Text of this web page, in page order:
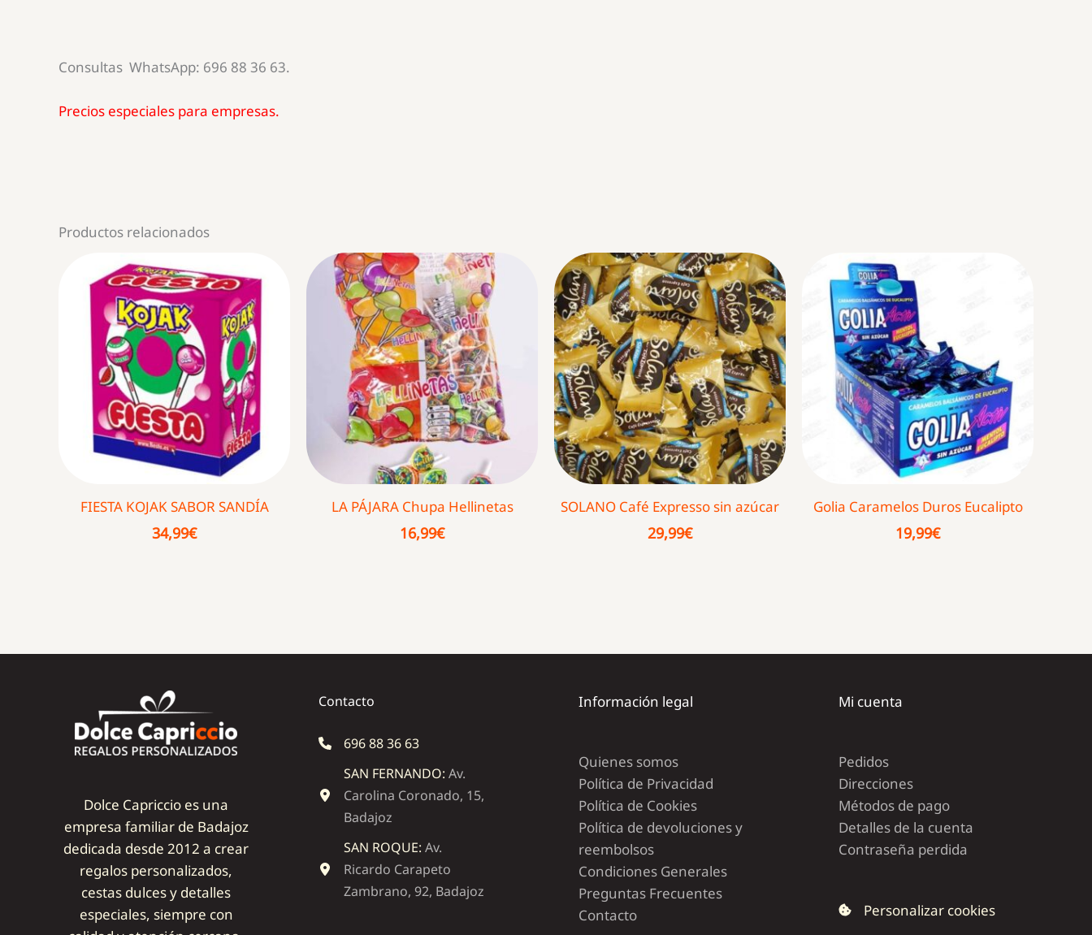
Consultas WhatsApp: 696 88 36 63.
Precios especiales para empresas.
Productos relacionados
FIESTA KOJAK SABOR SANDÍA
34,99€
LA PÁJARA Chupa Hellinetas
16,99€
SOLANO Café Expresso sin azúcar
29,99€
Golia Caramelos Duros Eucalipto
19,99€
Dolce Capriccio es una
empresa familiar de Badajoz
dedicada desde 2012 a crear
regalos personalizados,
cestas dulces y detalles
especiales, siempre con
Contacto
696 88 36 63
SAN FERNANDO: Av.
Carolina Coronado, 15,
Badajoz
SAN ROQUE: Av.
Ricardo Carapeto
Zambrano, 92, Badajoz
Información legal
Quienes somos
Política de Privacidad
Política de Cookies
Política de devoluciones y
reembolsos
Condiciones Generales
Preguntas Frecuentes
Contacto
Mi cuenta
Pedidos
Direcciones
Métodos de pago
Detalles de la cuenta
Contraseña perdida
Personalizar cookies